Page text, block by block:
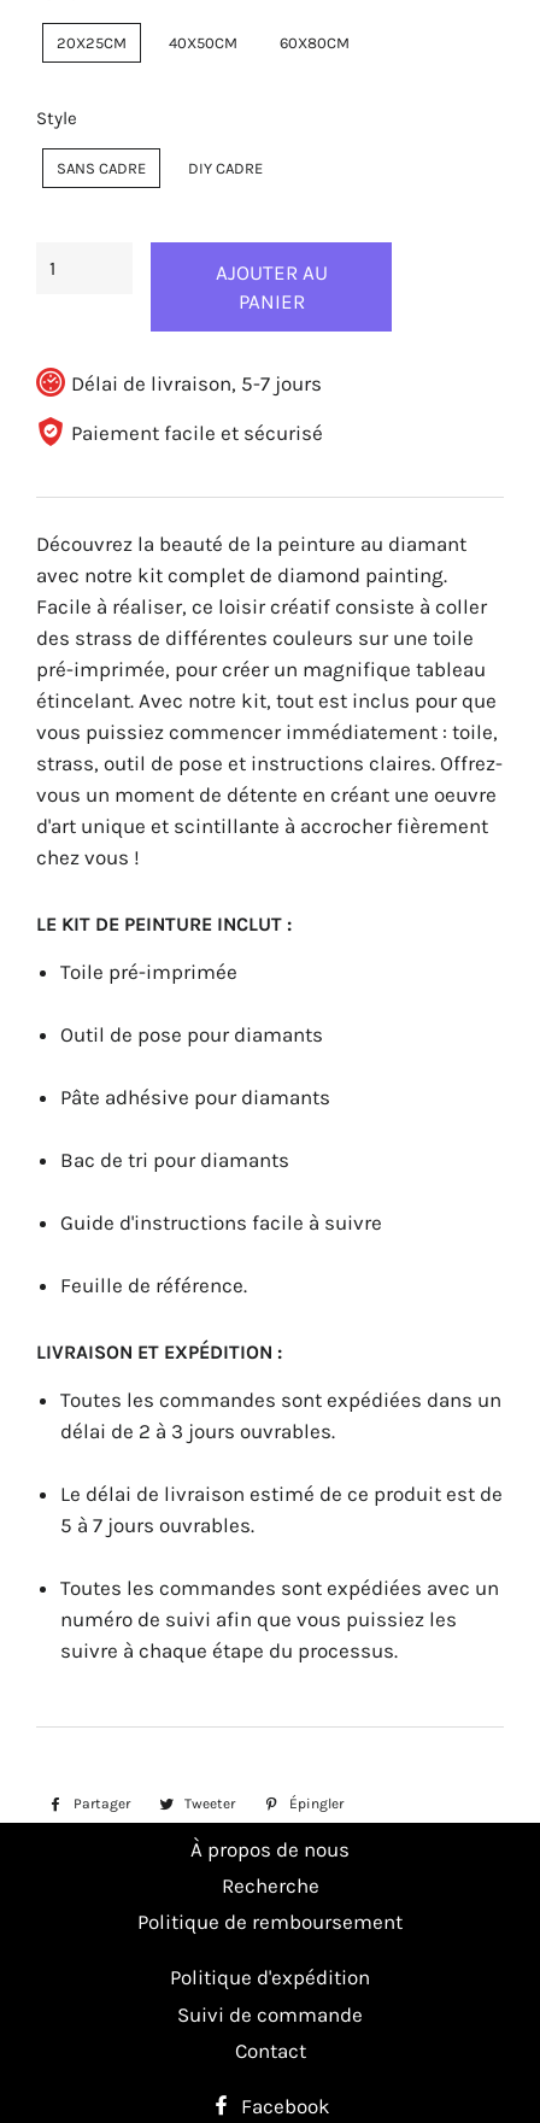
20X25CM 40X50CM 60X80CM
Style
SANS CADRE DIY CADRE
AJOUTER AU
PANIER
Délai de livraison, 5-7 jours
Paiement facile et sécurisé
Découvrez la beauté de la peinture au diamant
avec notre kit complet de diamond painting.
Facile à réaliser, ce loisir créatif consiste à coller
des strass de différentes couleurs sur une toile
pré-imprimée, pour créer un magnifique tableau
étincelant. Avec notre kit, tout est inclus pour que
vous puissiez commencer immédiatement : toile,
strass, outil de pose et instructions claires. Offrez-
vous un moment de détente en créant une oeuvre
d'art unique et scintillante à accrocher fièrement
chez vous !
LE KIT DE PEINTURE INCLUT :
Toile pré-imprimée
Outil de pose pour diamants
Pâte adhésive pour diamants
Bac de tri pour diamants
Guide d'instructions facile à suivre
Feuille de référence.
LIVRAISON ET EXPÉDITION :
Toutes les commandes sont expédiées dans un
délai de 2 à 3 jours ouvrables.
Le délai de livraison estimé de ce produit est de
5 à 7 jours ouvrables.
Toutes les commandes sont expédiées avec un
numéro de suivi afin que vous puissiez les
suivre à chaque étape du processus.
Partager
Partager
Facebook
Tweeter
Tweeter
Twitter
Épingler
À propos de nous
Recherche
Politique de remboursement
Politique d'expédition
Suivi de commande
Contact
Facebook